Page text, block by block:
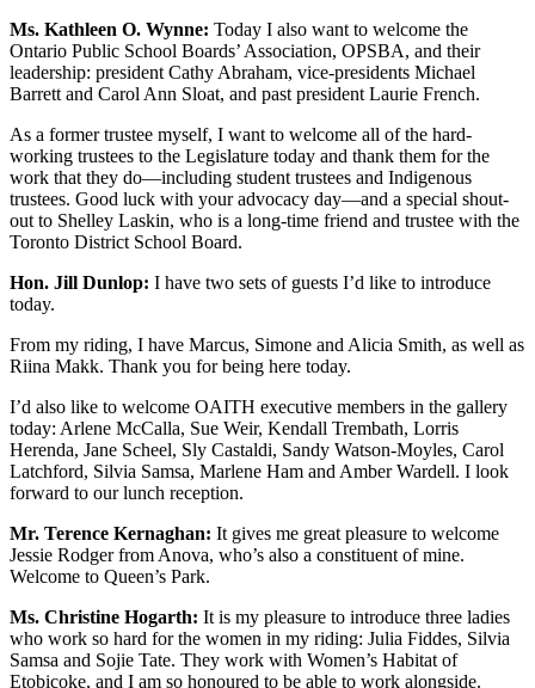
Ms. Kathleen O. Wynne: Today I also want to welcome the
Ontario Public School Boards’ Association, OPSBA, and their
leadership: president Cathy Abraham, vice-presidents Michael
Barrett and Carol Ann Sloat, and past president Laurie French.
As a former trustee myself, I want to welcome all of the hard-
working trustees to the Legislature today and thank them for the
work that they do—including student trustees and Indigenous
trustees. Good luck with your advocacy day—and a special shout-
out to Shelley Laskin, who is a long-time friend and trustee with the
Toronto District School Board.
Hon. Jill Dunlop: I have two sets of guests I’d like to introduce
today.
From my riding, I have Marcus, Simone and Alicia Smith, as well as
Riina Makk. Thank you for being here today.
I’d also like to welcome OAITH executive members in the gallery
today: Arlene McCalla, Sue Weir, Kendall Trembath, Lorris
Herenda, Jane Scheel, Sly Castaldi, Sandy Watson-Moyles, Carol
Latchford, Silvia Samsa, Marlene Ham and Amber Wardell. I look
forward to our lunch reception.
Mr. Terence Kernaghan: It gives me great pleasure to welcome
Jessie Rodger from Anova, who’s also a constituent of mine.
Welcome to Queen’s Park.
Ms. Christine Hogarth: It is my pleasure to introduce three ladies
who work so hard for the women in my riding: Julia Fiddes, Silvia
Samsa and Sojie Tate. They work with Women’s Habitat of
Etobicoke, and I am so honoured to be able to work alongside.